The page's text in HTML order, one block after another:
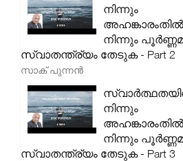
നിന്നും
അഹങ്കാരംതിൽ
നിന്നും
സ്വാതന്ത്ര്യം തേടുക - Part 2
സാക് പുന്നൻ
നിന്നും
അഹങ്കാരംതിൽ
നിന്നും
സ്വാതന്ത്ര്യം തേടുക - Part 3